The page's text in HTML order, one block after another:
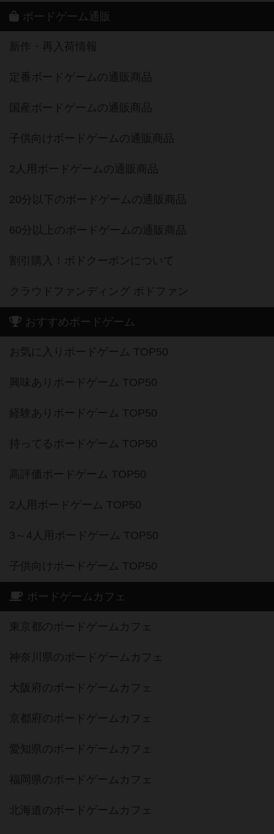
ボードゲーム通販
新作・再入荷情報
定番ボードゲームの通販商品
国産ボードゲームの通販商品
子供向けボードゲームの通販商品
2人用ボードゲームの通販商品
20分以下のボードゲームの通販商品
60分以上のボードゲームの通販商品
割引購入！ボドクーポンについて
クラウドファンディング ボドファン
おすすめボードゲーム
お気に入りボードゲーム TOP50
興味ありボードゲーム TOP50
経験ありボードゲーム TOP50
持ってるボードゲーム TOP50
高評価ボードゲーム TOP50
2人用ボードゲーム TOP50
3～4人用ボードゲーム TOP50
子供向けボードゲーム TOP50
ボードゲームカフェ
東京都のボードゲームカフェ
神奈川県のボードゲームカフェ
大阪府のボードゲームカフェ
京都府のボードゲームカフェ
愛知県のボードゲームカフェ
福岡県のボードゲームカフェ
北海道のボードゲームカフェ